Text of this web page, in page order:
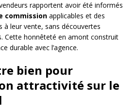
rapportent avoir été informés
commission applicables et des
à leur vente, sans découvertes
Cette honnêteté en amont construit
durable avec l’agence.
bien pour
attractivité sur le